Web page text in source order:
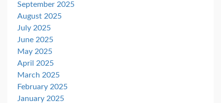
September 2025
August 2025
July 2025
June 2025
May 2025
April 2025
March 2025
February 2025
January 2025